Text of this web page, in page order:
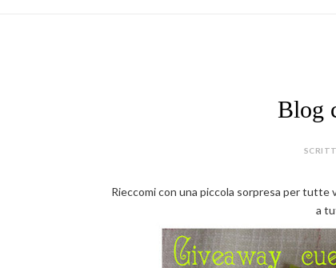
Blog
Rieccomi con una piccola sorpresa per
a